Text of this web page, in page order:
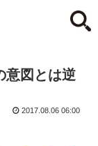
意図とは逆
2017.08.06 06:00